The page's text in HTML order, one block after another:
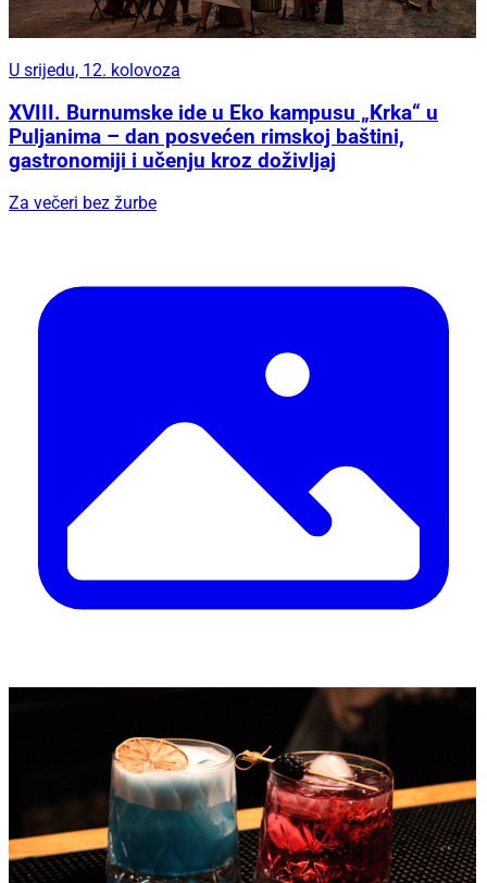
U srijedu, 12. kolovoza
XVIII. Burnumske ide u Eko kampusu „Krka“ u
Puljanima – dan posvećen rimskoj baštini,
gastronomiji i učenju kroz doživljaj
Za večeri bez žurbe